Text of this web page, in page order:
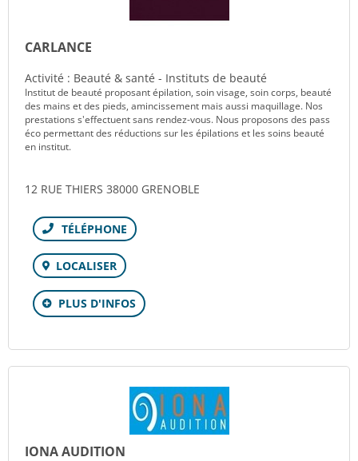
CARLANCE
Activité : Beauté & santé - Instituts de beauté
Institut de beauté proposant épilation, soin visage, soin corps, beauté
des mains et des pieds, amincissement mais aussi maquillage. Nos
prestations s'effectuent sans rendez-vous. Nous proposons des pass
éco permettant des réductions sur les épilations et les soins beauté
en institut.
12 RUE THIERS 38000 GRENOBLE
Téléphone
LOCALISER
PLUS D'INFOS
IONA AUDITION